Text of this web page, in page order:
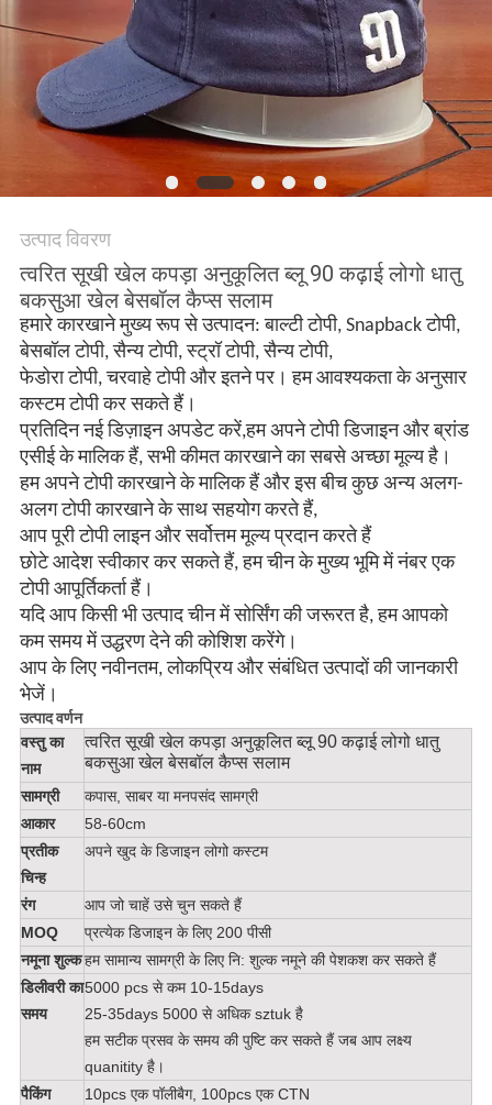
उत्पाद विवरण
त्वरित सूखी खेल कपड़ा अनुकूलित ब्लू 90 कढ़ाई लोगो धातु
बकसुआ खेल बेसबॉल कैप्स सलाम
हमारे कारखाने मुख्य रूप से उत्पादन: बाल्टी टोपी, Snapback टोपी,
बेसबॉल टोपी, सैन्य टोपी, स्ट्रॉ टोपी, सैन्य टोपी,
फेडोरा टोपी, चरवाहे टोपी और इतने पर। हम आवश्यकता के अनुसार
कस्टम टोपी कर सकते हैं।
प्रतिदिन नई डिज़ाइन अपडेट करें,हम अपने टोपी डिजाइन और ब्रांड
एसीई के मालिक हैं, सभी कीमत कारखाने का सबसे अच्छा मूल्य है।
हम अपने टोपी कारखाने के मालिक हैं और इस बीच कुछ अन्य अलग-
अलग टोपी कारखाने के साथ सहयोग करते हैं,
आप पूरी टोपी लाइन और सर्वोत्तम मूल्य प्रदान करते हैं
छोटे आदेश स्वीकार कर सकते हैं, हम चीन के मुख्य भूमि में नंबर एक
टोपी आपूर्तिकर्ता हैं।
यदि आप किसी भी उत्पाद चीन में सोर्सिंग की जरूरत है, हम आपको
कम समय में उद्धरण देने की कोशिश करेंगे।
आप के लिए नवीनतम, लोकप्रिय और संबंधित उत्पादों की जानकारी
भेजें।
उत्पाद वर्णन
वस्तु का
नाम
त्वरित सूखी खेल कपड़ा अनुकूलित ब्लू 90 कढ़ाई लोगो धातु
बकसुआ खेल बेसबॉल कैप्स सलाम
सामग्री
कपास, साबर या मनपसंद सामग्री
आकार
58-60cm
प्रतीक
चिन्ह
अपने खुद के डिजाइन लोगो कस्टम
रंग
आप जो चाहें उसे चुन सकते हैं
MOQ
प्रत्येक डिजाइन के लिए 200 पीसी
नमूना शुल्कहम सामान्य सामग्री के लिए नि: शुल्क नमूने की पेशकश कर सकते हैं
डिलीवरी का
समय
5000 pcs से कम 10-15days
25-35days 5000 से अधिक sztuk है
हम सटीक प्रसव के समय की पुष्टि कर सकते हैं जब आप लक्ष्य
quanitity है।
पैकिंग
10pcs एक पॉलीबैग, 100pcs एक CTN